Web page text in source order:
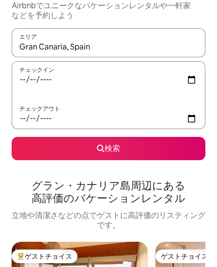
Airbnbでユニークなバ⁠ケ⁠ー⁠シ⁠ョ⁠ンレ⁠ン⁠タ⁠ルや一⁠軒⁠家
な⁠ど⁠を予⁠約⁠し⁠よ⁠う
エリア
検索結果が表示されたら、上下の矢印キーを使って移動するか
チェックイン
チェックアウト
検索
グラン・カナリア島⁠周⁠辺⁠に⁠あ⁠る
高⁠評⁠価⁠のバ⁠ケ⁠ー⁠シ⁠ョ⁠ン⁠レ⁠ン⁠タ⁠ル
立地や清潔さなどの点でゲストに高評価のリスティング
です。
大好評のゲストチョイスです。
ゲストチョイス ゲストチョイス
ゲストチョイス